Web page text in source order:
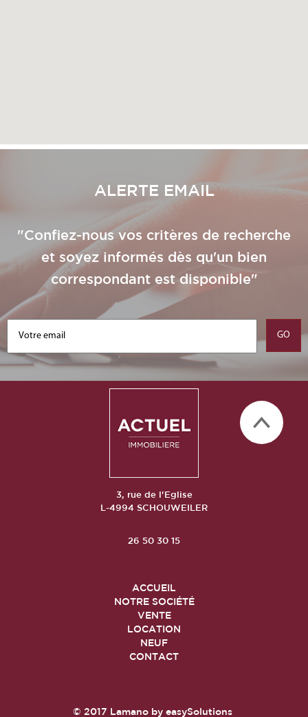
ALERTE EMAIL
"Confiez-nous vos critères de recherche
et soyez informés dès qu'un bien
correspondant est disponible"
3, rue de l'Eglise
L-4994 SCHOUWEILER
26 50 30 15
ACCUEIL
NOTRE SOCIÉTÉ
VENTE
LOCATION
NEUF
CONTACT
© 2017 Lamanoby easySolutions